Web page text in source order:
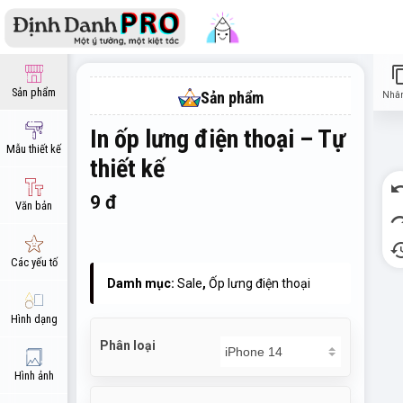
Sản phẩm
Mẫu thiết kế
Văn bản
Các yếu tố
Hình dạng
Hình ảnh
Sản phẩm
In ốp lưng điện thoại – Tự
thiết kế
9 đ
Damh mục: Sale, Ốp lưng điện thoại
Phân loại